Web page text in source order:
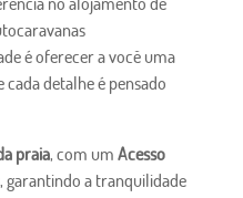
é oferecer a você uma
detalhe é pensado
praia, com um Acesso
garantindo a tranquilidade